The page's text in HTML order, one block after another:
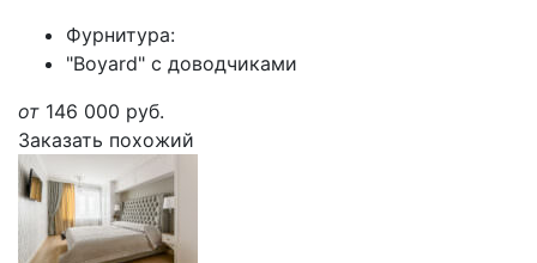
Фурнитура:
"Boyard" с доводчиками
от 146 000 руб.
Заказать похожий